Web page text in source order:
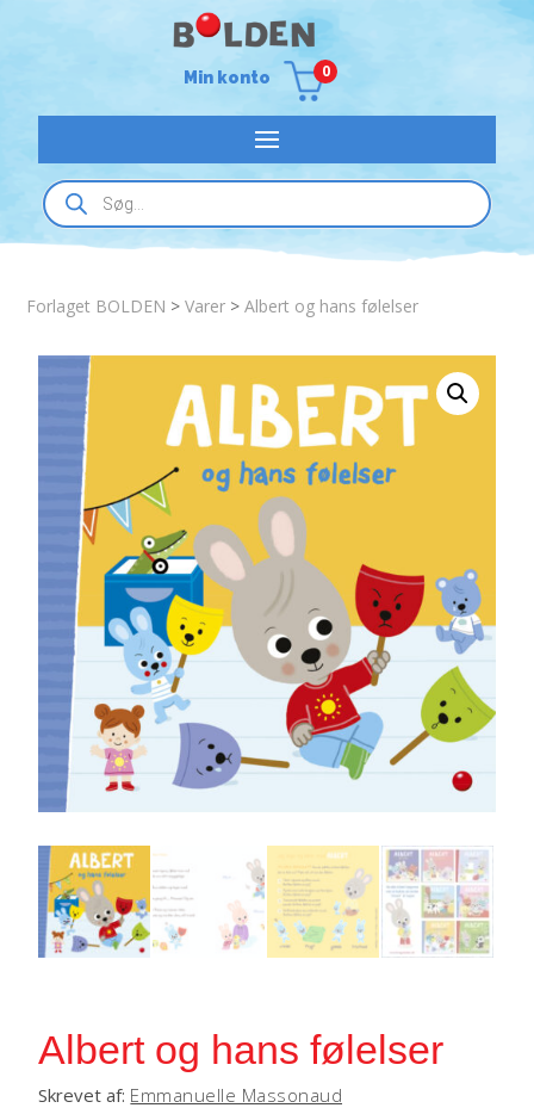
Min konto 0
Products
search
Forlaget BOLDEN >Varer >Albert og hans følelser
Albert og hans følelser
Skrevet af: Emmanuelle Massonaud